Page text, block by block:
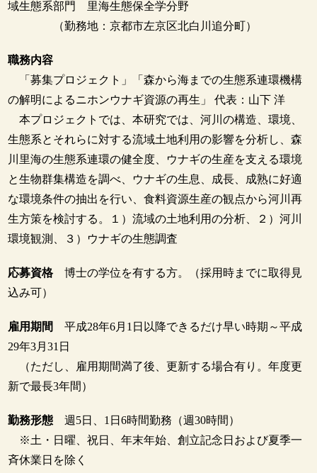
域生態系部門 里海生態保全学分野
（勤務地：京都市左京区北白川追分町）
職務内容
「募集プロジェクト」「森から海までの生態系連環機構
の解明によるニホンウナギ資源の再生」 代表：山下 洋
本プロジェクトでは、本研究では、河川の構造、環境、
生態系とそれらに対する流域土地利用の影響を分析し、森
川里海の生態系連環の健全度、ウナギの生産を支える環境
と生物群集構造を調べ、ウナギの生息、成長、成熟に好適
な環境条件の抽出を行い、食料資源生産の観点から河川再
生方策を検討する。１）流域の土地利用の分析、２）河川
環境観測、３）ウナギの生態調査
応募資格博士の学位を有する方。（採用時までに取得見
込み可）
雇用期間
平成28年6月1日以降できるだけ早い時期～平成
29年3月31日
（ただし、雇用期間満了後、更新する場合有り。年度更
新で最長3年間）
勤務形態 週5日、1日6時間勤務（週30時間）
※土・日曜、祝日、年末年始、創立記念日および夏季一
斉休業日を除く